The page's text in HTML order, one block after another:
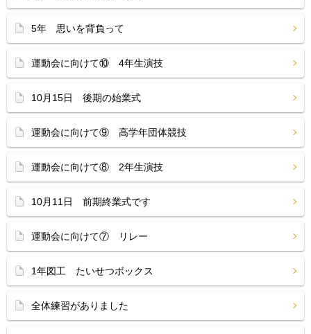
5年 思いを背負って
運動会に向けて⑩ 4年生演技
10月15日 後期の始業式
運動会に向けて⑨ 高学年団体競技
運動会に向けて⑧ 2年生演技
10月11日 前期終業式です
運動会に向けて⑦ リレー
1年図工 たいせつボックス
全体練習がありました